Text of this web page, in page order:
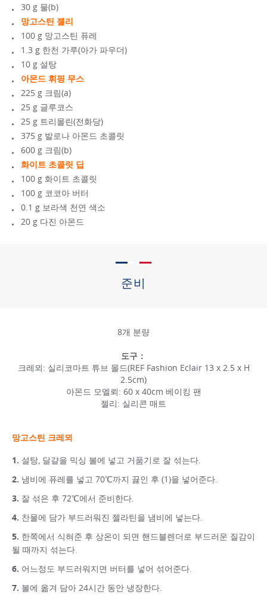
30 g 물(b)
망고스틴 젤리
100 g 망고스틴 퓨레
1.3 g 한천 가루(아가 파우더)
10 g 설탕
아몬드 휘핑 무스
225 g 크림(a)
25 g 글루코스
25 g 트리몰린(전화당)
375 g 발로나 아몬드 초콜릿
600 g 크림(b)
화이트 초콜릿 딥
100 g 화이트 초콜릿
100 g 코코아 버터
0.1 g 보라색 천연 색소
20 g 다진 아몬드
준비
8개 분량
도구：
크레뫼: 실리코마트 튜브 몰드(REF Fashion Eclair 13 x 2.5 x H
2.5cm)
아몬드 모엘뢰: 60 x 40cm 베이킹 팬
젤리: 실리콘 매트
망고스틴 크레뫼
설탕, 달걀을 믹싱 볼에 넣고 거품기로 잘 섞는다.
냄비에 퓨레를 넣고 70℃까지 끓인 후 (1)을 넣어준다.
잘 섞은 후 72℃에서 준비한다.
찬물에 담가 부드러워진 젤라틴을 냄비에 넣는다.
한쪽에서 식혀준 후 상온이 되면 핸드블렌더로 부드러운 질감이
될 때까지 섞는다.
어느정도 부드러워지면 버터를 넣어 섞어준다.
볼에 옮겨 담아 24시간 동안 냉장한다.